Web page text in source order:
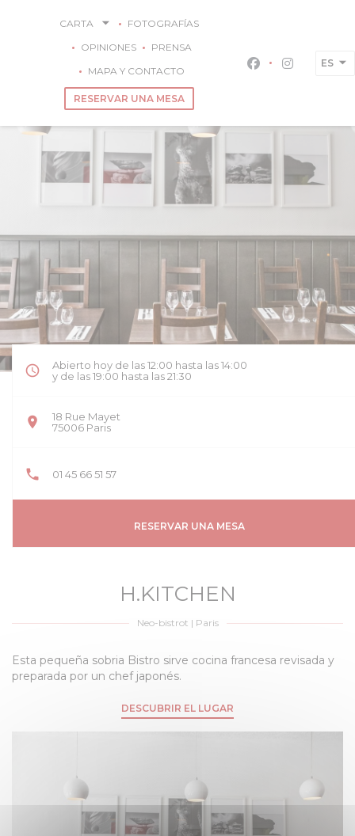
CARTA
FOTOGRAFÍAS
OPINIONES
PRENSA
MAPA Y CONTACTO
RESERVAR UNA MESA
FacebookInstagram
ES
Abierto hoy de las 12:00 hasta las 14:00
y de las 19:00 hasta las 21:30
18 Rue Mayet
75006 Paris((abre en una nueva ventana))
01 45 66 51 57
RESERVAR UNA MESA
H.KITCHEN
Neo-bistrot | Paris
Esta pequeña sobria Bistro sirve cocina francesa revisada y
preparada por un chef japonés.
DESCUBRIR EL LUGAR